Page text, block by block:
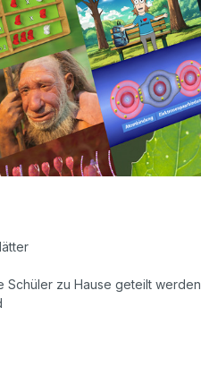
Schüler zu Hause geteilt werden